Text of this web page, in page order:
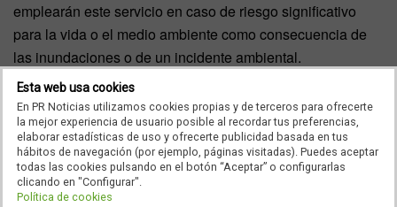
emplearán este servicio en caso de riesgo significativo
para la vida o el medio ambiente como consecuencia de
las inundaciones o de un incidente ambiental.
Este sistema fue desarrollado después del tsunami de
Japón en 2011, cuandoTwitterse utilizó como fuente de
información y desde septiembre funciona enEstados
Unidos,Japón
Esta web usa cookies
En PR Noticias utilizamos cookies propias y de terceros para ofrecerte
la mejor experiencia de usuario posible al recordar tus preferencias,
elaborar estadísticas de uso y ofrecerte publicidad basada en tus
hábitos de navegación (por ejemplo, páginas visitadas). Puedes aceptar
todas las cookies pulsando en el botón “Aceptar” o configurarlas
clicando en "Configurar".
Política de cookies